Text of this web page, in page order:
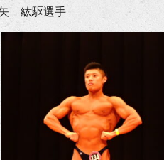
紘駆選手